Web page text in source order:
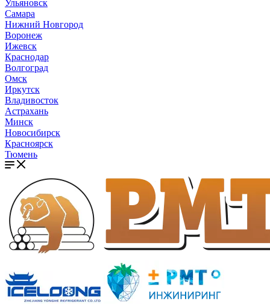
Ульяновск
Самара
Нижний Новгород
Воронеж
Ижевск
Краснодар
Волгоград
Омск
Иркутск
Владивосток
Астрахань
Минск
Новосибирск
Красноярск
Тюмень